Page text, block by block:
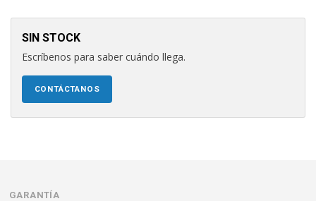
SIN STOCK
Escríbenos para saber cuándo llega.
CONTÁCTANOS
GARANTÍA